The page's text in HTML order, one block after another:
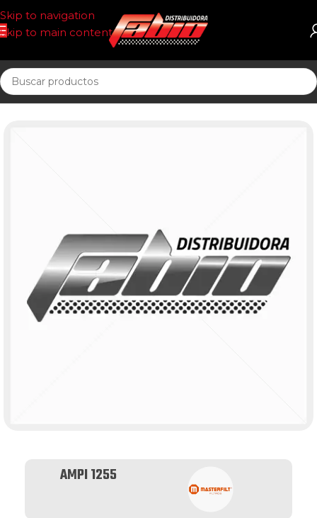
Skip to navigation
Skip to main content
Inicio FILTRO AIRE T/PANEL
AMPI 1255